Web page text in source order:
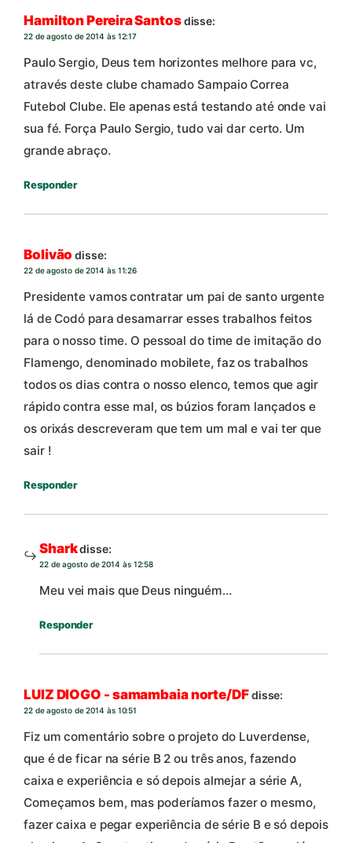
Hamilton Pereira Santosdisse:
22 de agosto de 2014 às 12:17
Paulo Sergio, Deus tem horizontes melhore para vc,
através deste clube chamado Sampaio Correa
Futebol Clube. Ele apenas está testando até onde vai
sua fé. Força Paulo Sergio, tudo vai dar certo. Um
grande abraço.
Responder
Bolivão disse:
22 de agosto de 2014 às 11:26
Presidente vamos contratar um pai de santo urgente
lá de Codó para desamarrar esses trabalhos feitos
para o nosso time. O pessoal do time de imitação do
Flamengo, denominado mobilete, faz os trabalhos
todos os dias contra o nosso elenco, temos que agir
rápido contra esse mal, os búzios foram lançados e
os orixás descreveram que tem um mal e vai ter que
sair !
Responder
Sharkdisse:
22 de agosto de 2014 às 12:58
Meu vei mais que Deus ninguém…
Responder
LUIZ DIOGO - samambaia norte/DFdisse:
22 de agosto de 2014 às 10:51
Fiz um comentário sobre o projeto do Luverdense,
que é de ficar na série B 2 ou três anos, fazendo
caixa e experiência e só depois almejar a série A,
Começamos bem, mas poderíamos fazer o mesmo,
fazer caixa e pegar experiência de série B e só depois